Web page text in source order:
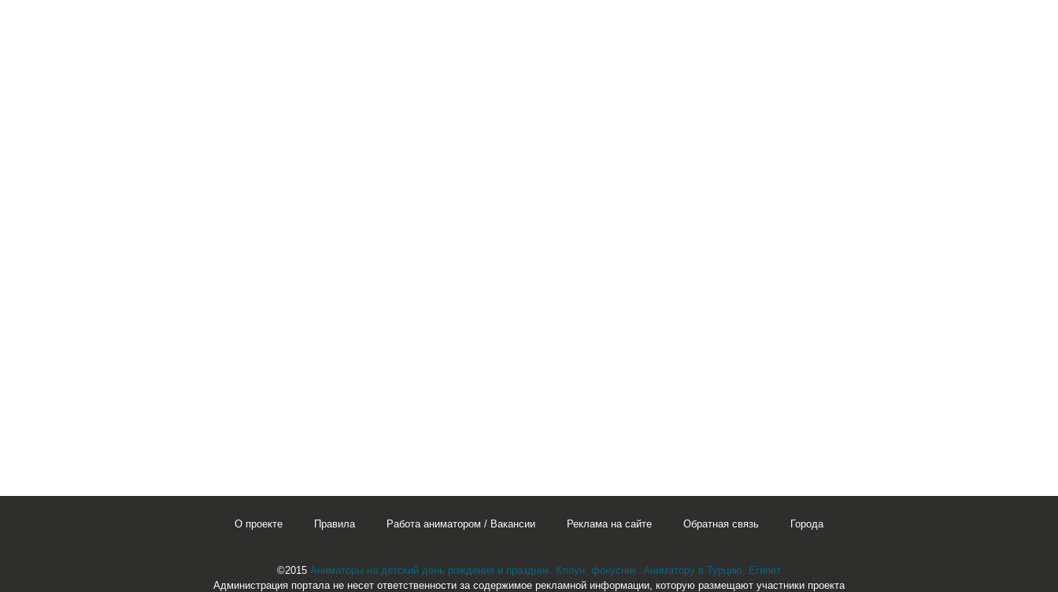
О проекте Правила Работа аниматором / Вакансии Реклама на сайте Обратная связь Города
©2015 Аниматоры на детский день рождения и праздник. Клоун, фокусник. Аниматору в Турцию, Египет
Администрация портала не несет ответственности за содержимое рекламной информации, которую размещают участники проекта